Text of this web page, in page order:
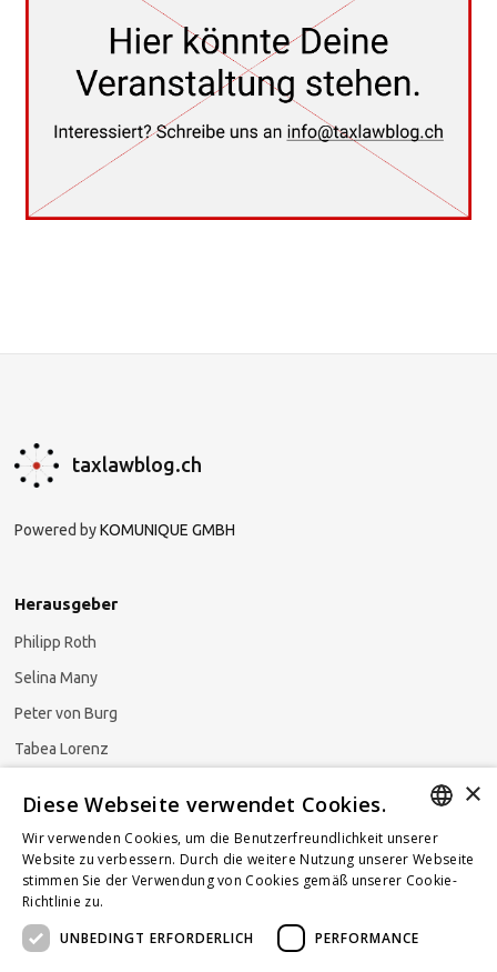
taxlawblog.ch
Powered byKOMUNIQUE GMBH
Herausgeber
Philipp Roth
Selina Many
Peter von Burg
Tabea Lorenz
Newsletter abonnieren
GERMAN
FRENCH
×
Diese Webseite verwendet Cookies.
Wir verwenden Cookies, um die Benutzerfreundlichkeit unserer
Website zu verbessern. Durch die weitere Nutzung unserer Webseite
stimmen Sie der Verwendung von Cookies gemäß unserer Cookie-
Richtlinie zu.
UNBEDINGT ERFORDERLICH
PERFORMANCE